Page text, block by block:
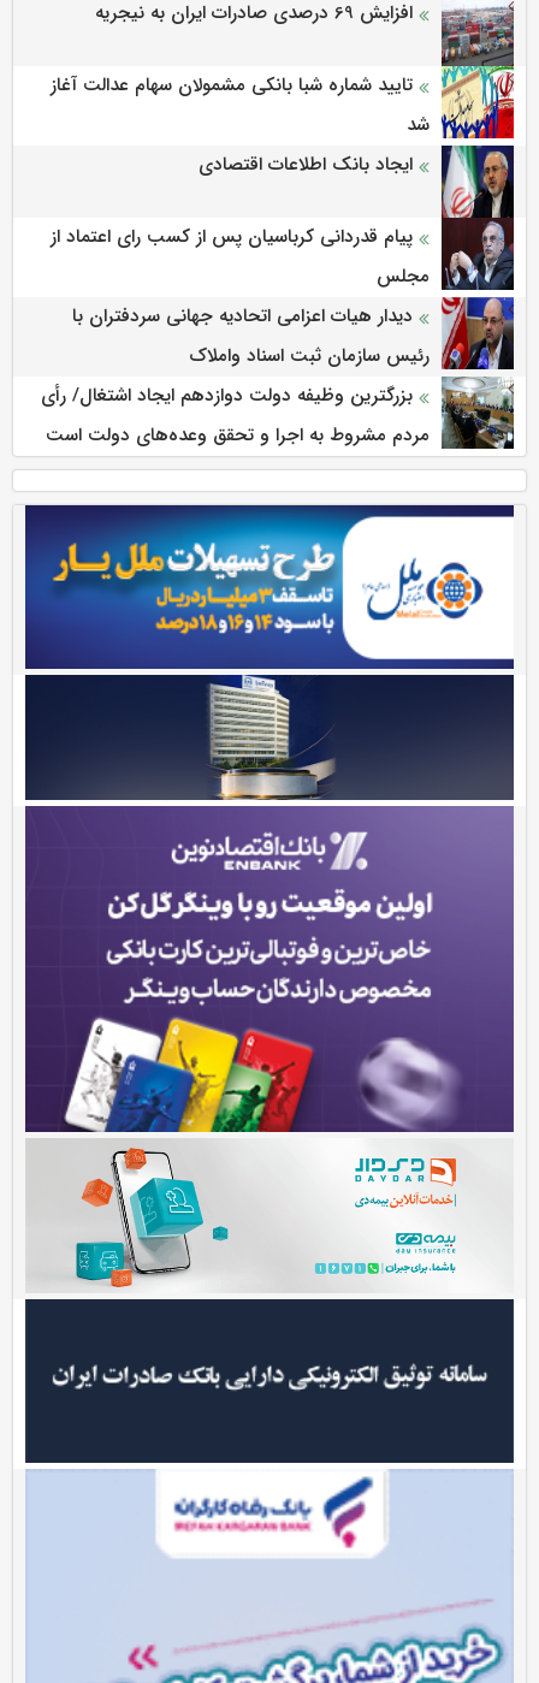
افزایش 69 درصدی صادرات ایران به نیجریه
تایید شماره شبا بانکی مشمولان سهام عدالت آغاز
شد
ایجاد بانک اطلاعات اقتصادی
پیام قدردانی کرباسیان پس از کسب رای اعتماد از
مجلس
دیدار هیات اعزامی اتحادیه جهانی سردفتران با
رئیس سازمان ثبت اسناد واملاک
بزرگترین وظیفه دولت دوازدهم ایجاد اشتغال/ رأی
مردم مشروط به اجرا و تحقق وعده‌های دولت است